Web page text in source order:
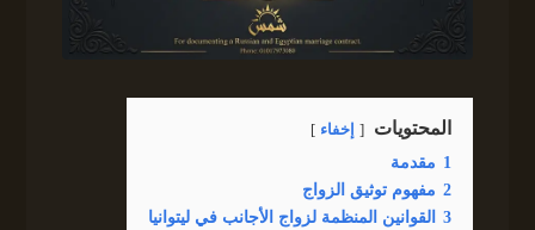
المحتويات إخفاء
1 مقدمة
2 مفهوم توثيق الزواج
3
القوانين المنظمة لزواج الأجانب في ليتوانيا